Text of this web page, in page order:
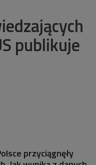
publikuje
przyciągnęły